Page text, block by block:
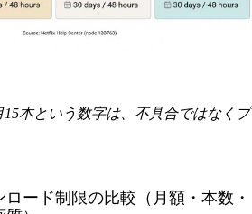
本という数字は、不具合ではなく
ード制限の比較（月額・本数・